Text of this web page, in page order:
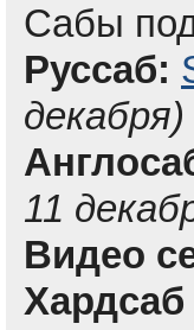
Сабы
Руссаб:
декабря)
11
Видео
Хардсаб